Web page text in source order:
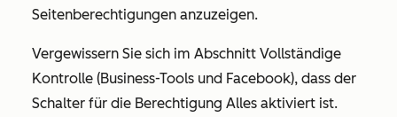
Seitenberechtigungen anzuzeigen.
Vergewissern Sie sich im Abschnitt Vollständige
Kontrolle (Business-Tools und Facebook), dass der
Schalter für die Berechtigung Alles aktiviert ist.